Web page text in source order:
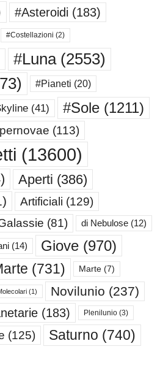
#Asteroidi (183)
#Costellazioni (2)
#Luna(2553)
#Pianeti (20)
(41) #Sole (1211)
(113)
(13600)
Aperti (386)
Artificiali (129)
(81) di Nebulose (12)
(14) Giove (970)
(731) Marte (7)
(1) Novilunio (237)
(183) Plenilunio (3)
(125) Saturno (740)